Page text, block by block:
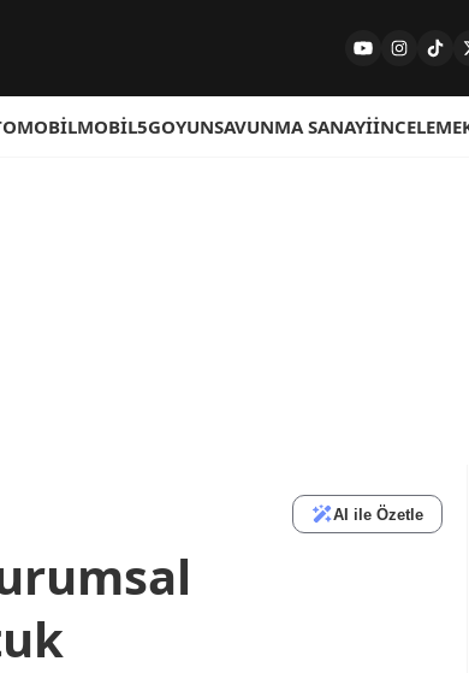
MOBIL5GOYUNSAVUNMA SANAYIİNCELEME
AI ile Özetle